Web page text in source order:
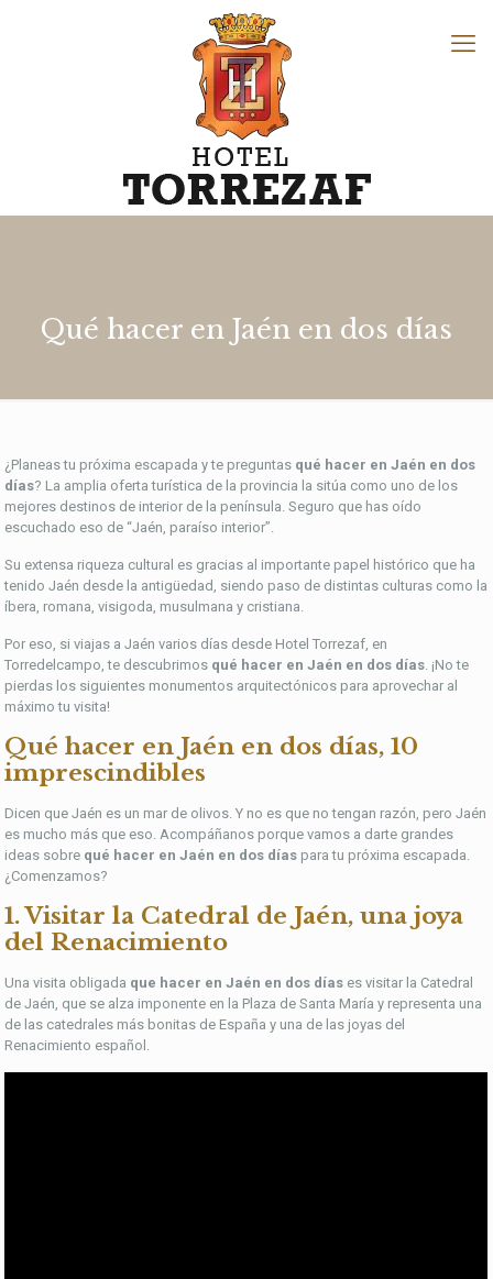
Qué hacer en Jaén en dos días
¿Planeas tu próxima escapada y te preguntas qué hacer en Jaén en dos
días? La amplia oferta turística de la provincia la sitúa como uno de los
mejores destinos de interior de la península. Seguro que has oído
escuchado eso de “Jaén, paraíso interior”.
Su extensa riqueza cultural es gracias al importante papel histórico que ha
tenido Jaén desde la antigüedad, siendo paso de distintas culturas como la
íbera, romana, visigoda, musulmana y cristiana.
Por eso, si viajas a Jaén varios días desde Hotel Torrezaf, en
Torredelcampo, te descubrimos qué hacer en Jaén en dos días. ¡No te
pierdas los siguientes monumentos arquitectónicos para aprovechar al
máximo tu visita!
Qué hacer en Jaén en dos días, 10
imprescindibles
Dicen que Jaén es un mar de olivos. Y no es que no tengan razón, pero Jaén
es mucho más que eso. Acompáñanos porque vamos a darte grandes
ideas sobre qué hacer en Jaén en dos días para tu próxima escapada.
¿Comenzamos?
1. Visitar la Catedral de Jaén, una joya
del Renacimiento
Una visita obligada que hacer en Jaén en dos días es visitar la Catedral
de Jaén, que se alza imponente en la Plaza de Santa María y representa una
de las catedrales más bonitas de España y una de las joyas del
Renacimiento español.